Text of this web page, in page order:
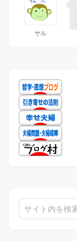
サル